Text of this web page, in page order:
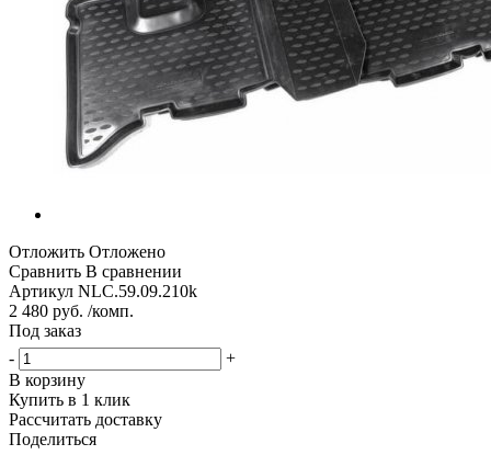
Отложить Отложено
Сравнить В сравнении
Артикул NLC.59.09.210k
2 480 руб. /комп.
Под заказ
-
+
В корзину
Купить в 1 клик
Рассчитать доставку
Поделиться